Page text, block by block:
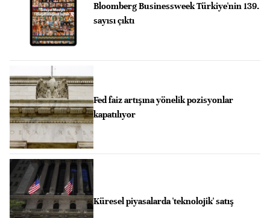
Bloomberg Businessweek Türkiye'nin 139.
sayısı çıktı
Fed faiz artışına yönelik pozisyonlar
kapatılıyor
Küresel piyasalarda 'teknolojik' satış